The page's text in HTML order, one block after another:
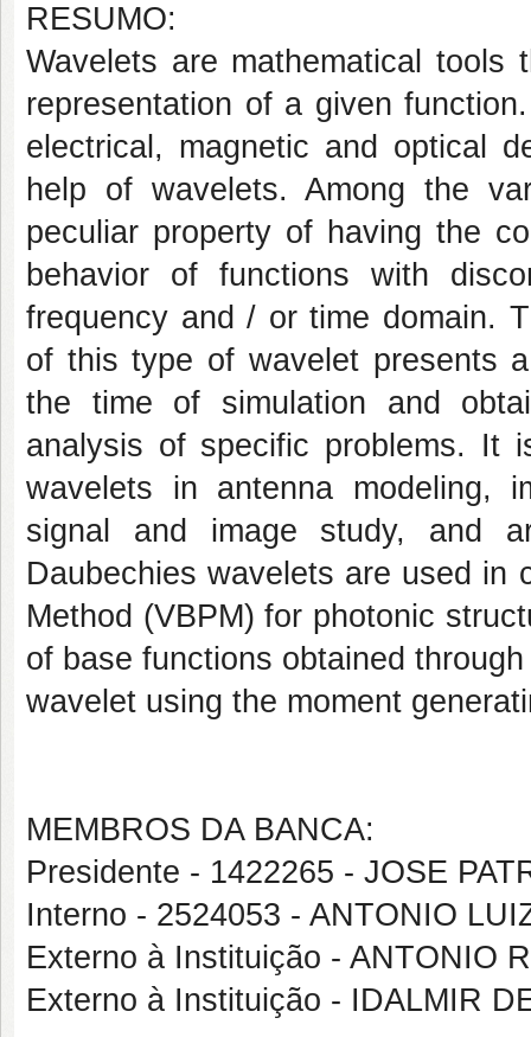
RESUMO:
Wavelets are mathematical tools
representation of a given
electrical, magnetic and optical
help of wavelets. Among the
peculiar property of having the
behavior of functions with
frequency and / or time domain.
of this type of wavelet presents
the time of simulation and
analysis of specific problems. It
wavelets in antenna modeling,
signal and image study, and
Daubechies wavelets are used in
Method (VBPM) for photonic
of base functions obtained
wavelet using the moment
MEMBROS DA BANCA:
Presidente - 1422265 - JOSE
Interno - 2524053 - ANTONIO
Externo à Instituição - ANTONIO
Externo à Instituição - IDALMIR